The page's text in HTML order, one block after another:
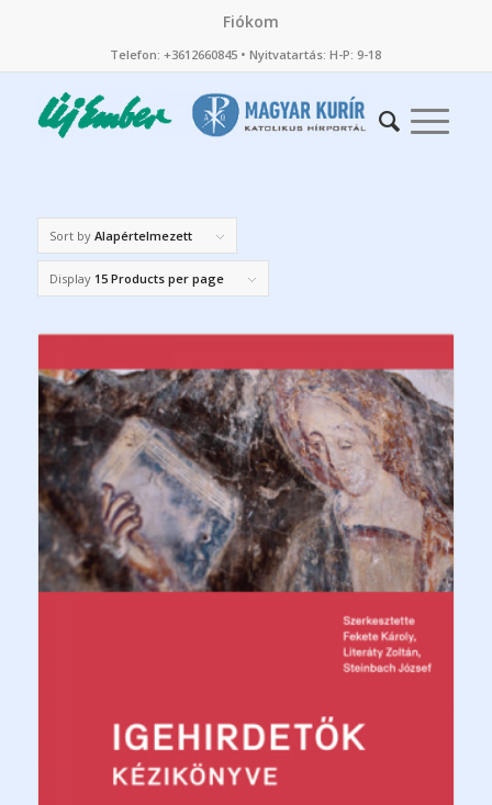
Fiókom
Telefon: +3612660845 • Nyitvatartás: H-P: 9-18
Sort by Alapértelmezett
Display 15 Products per page